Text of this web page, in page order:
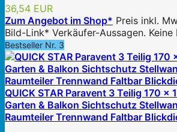
36,54 EUR
Zum Angebot im Shop* Preis inkl.
Bild-Link* Verkäufer-Aussagen. Keine
Bestseller Nr. 3
QUICK STAR Paravent 3 Teilig 170 x
Garten & Balkon Sichtschutz
Raumteiler Trennwand Faltbar